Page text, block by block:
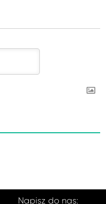
Napisz do nas: